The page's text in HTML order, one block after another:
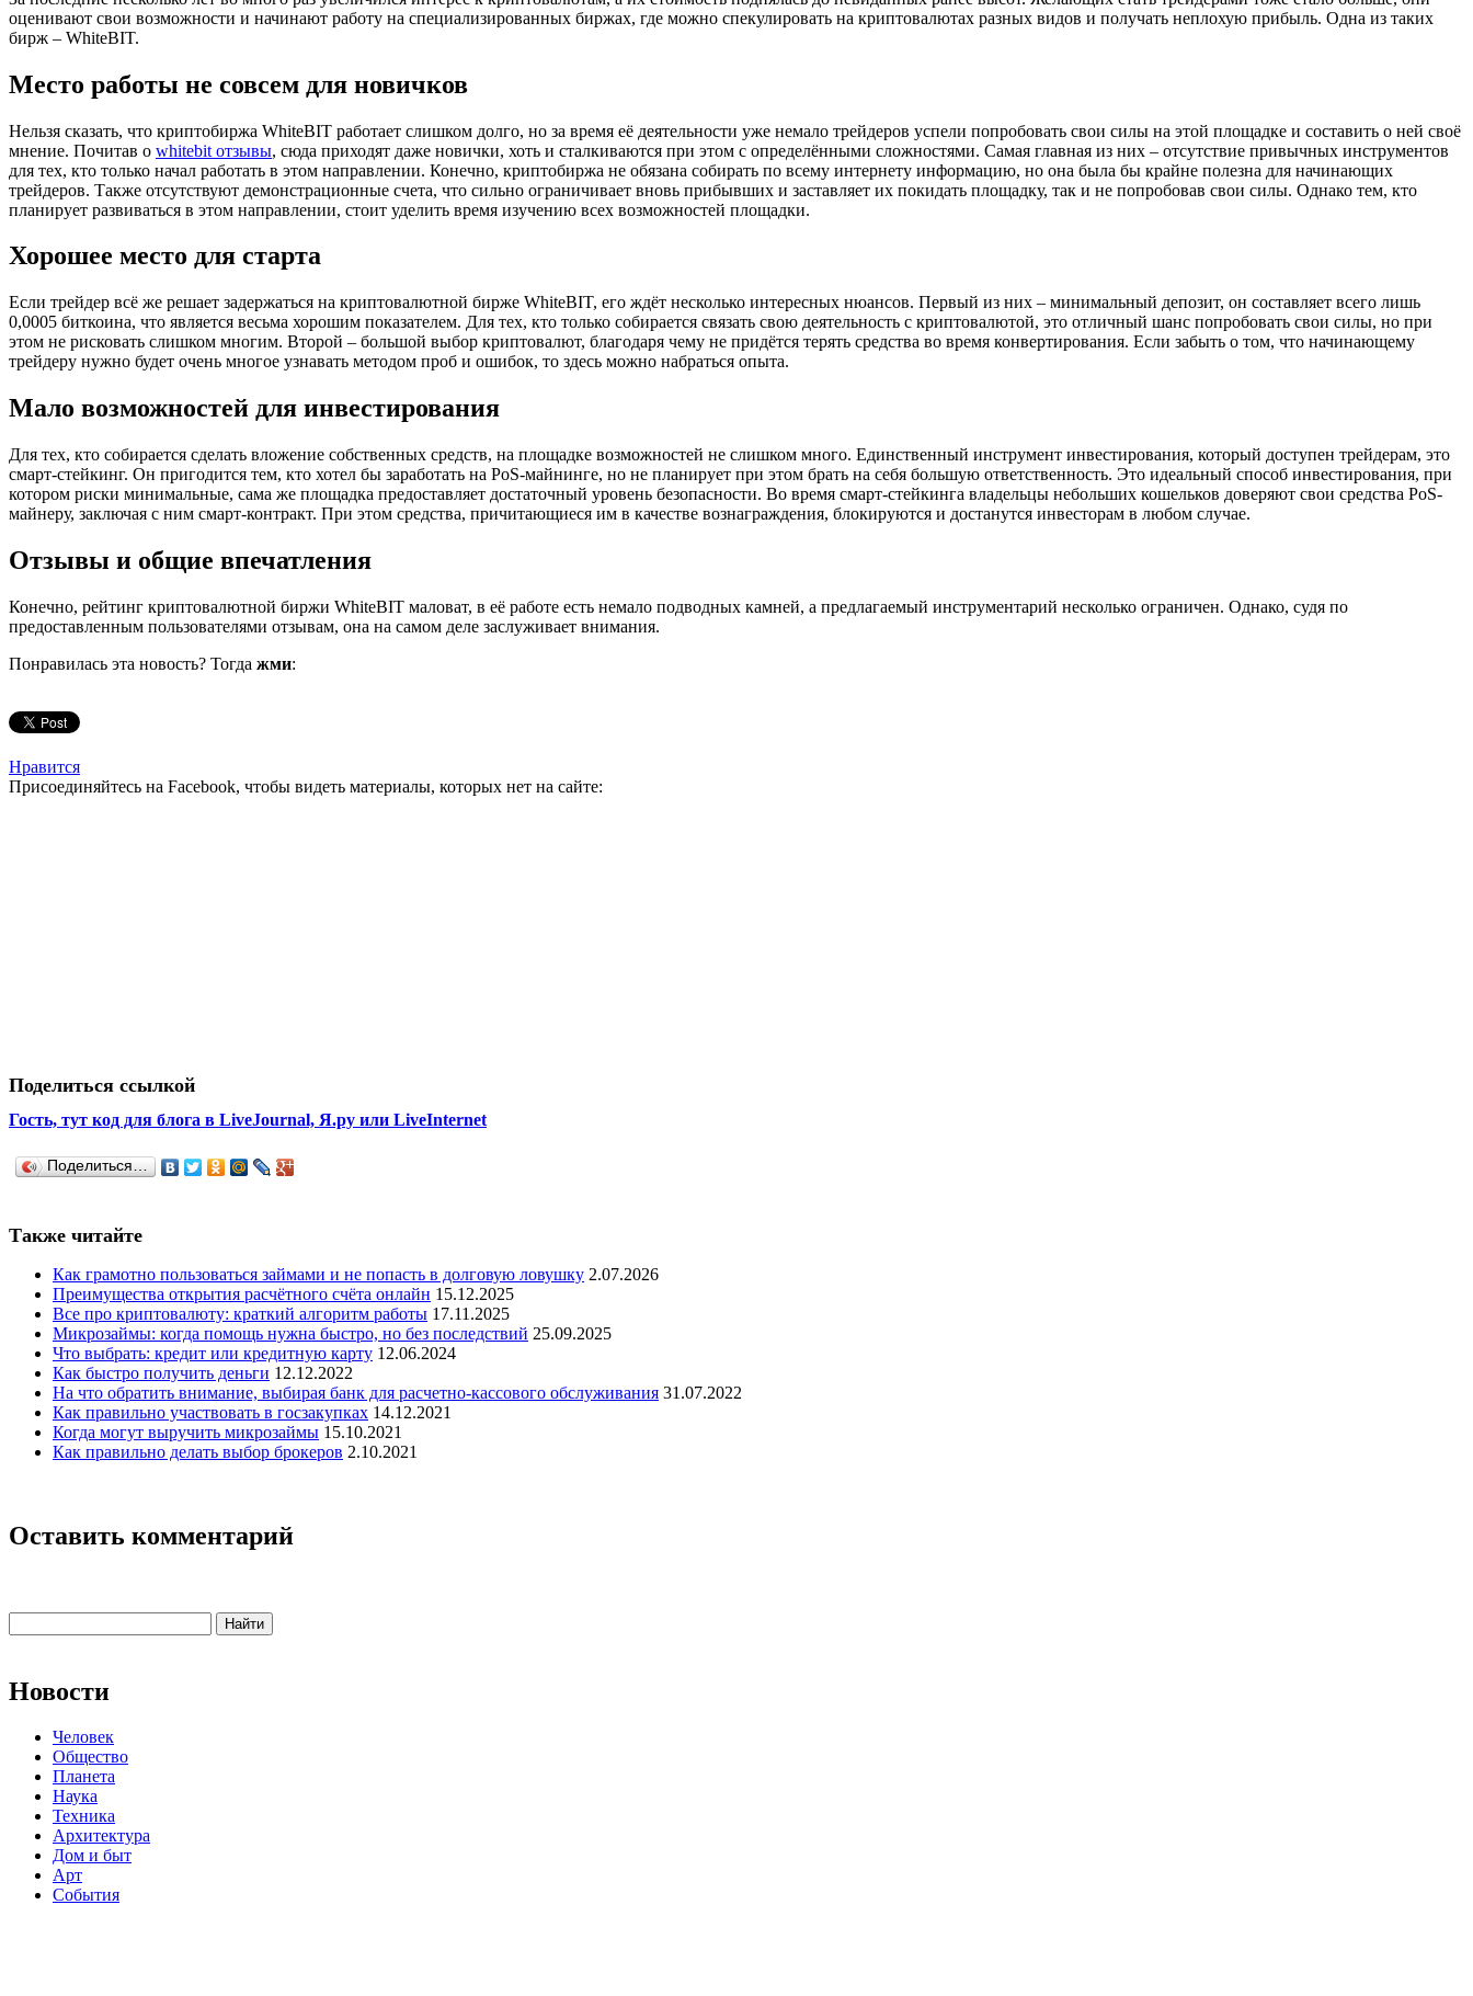
оценивают свои возможности и начинают работу на специализированных биржах, где можно спекулировать на криптовалютах разных видов и получать неплохую прибыль. Одна из таких
бирж – WhiteBIT.
Место работы не совсем для новичков
Нельзя сказать, что криптобиржа WhiteBIT работает слишком долго, но за время её деятельности уже немало трейдеров успели попробовать свои силы на этой площадке и составить о ней своё
мнение. Почитав о whitebit отзывы, сюда приходят даже новички, хоть и сталкиваются при этом с определёнными сложностями. Самая главная из них – отсутствие привычных инструментов
для тех, кто только начал работать в этом направлении. Конечно, криптобиржа не обязана собирать по всему интернету информацию, но она была бы крайне полезна для начинающих
трейдеров. Также отсутствуют демонстрационные счета, что сильно ограничивает вновь прибывших и заставляет их покидать площадку, так и не попробовав свои силы. Однако тем, кто
планирует развиваться в этом направлении, стоит уделить время изучению всех возможностей площадки.
Хорошее место для старта
Если трейдер всё же решает задержаться на криптовалютной бирже WhiteBIT, его ждёт несколько интересных нюансов. Первый из них – минимальный депозит, он составляет всего лишь
0,0005 биткоина, что является весьма хорошим показателем. Для тех, кто только собирается связать свою деятельность с криптовалютой, это отличный шанс попробовать свои силы, но при
этом не рисковать слишком многим. Второй – большой выбор криптовалют, благодаря чему не придётся терять средства во время конвертирования. Если забыть о том, что начинающему
трейдеру нужно будет очень многое узнавать методом проб и ошибок, то здесь можно набраться опыта.
Мало возможностей для инвестирования
Для тех, кто собирается сделать вложение собственных средств, на площадке возможностей не слишком много. Единственный инструмент инвестирования, который доступен трейдерам, это
смарт-стейкинг. Он пригодится тем, кто хотел бы заработать на PoS-майнинге, но не планирует при этом брать на себя большую ответственность. Это идеальный способ инвестирования, при
котором риски минимальные, сама же площадка предоставляет достаточный уровень безопасности. Во время смарт-стейкинга владельцы небольших кошельков доверяют свои средства PoS-
майнеру, заключая с ним смарт-контракт. При этом средства, причитающиеся им в качестве вознаграждения, блокируются и достанутся инвесторам в любом случае.
Отзывы и общие впечатления
Конечно, рейтинг криптовалютной биржи WhiteBIT маловат, в её работе есть немало подводных камней, а предлагаемый инструментарий несколько ограничен. Однако, судя по
предоставленным пользователями отзывам, она на самом деле заслуживает внимания.
Понравилась эта новость? Тогда жми:
Нравится
Присоединяйтесь на Facebook, чтобы видеть материалы, которых нет на сайте:
Поделиться ссылкой
Гость, тут код для блога в LiveJournal, Я.ру или LiveInternet
Поделиться…
Также читайте
Как грамотно пользоваться займами и не попасть в долговую ловушку 2.07.2026
Преимущества открытия расчётного счёта онлайн 15.12.2025
Все про криптовалюту: краткий алгоритм работы 17.11.2025
Микрозаймы: когда помощь нужна быстро, но без последствий 25.09.2025
Что выбрать: кредит или кредитную карту 12.06.2024
Как быстро получить деньги 12.12.2022
На что обратить внимание, выбирая банк для расчетно-кассового обслуживания 31.07.2022
Как правильно участвовать в госзакупках 14.12.2021
Когда могут выручить микрозаймы 15.10.2021
Как правильно делать выбор брокеров 2.10.2021
Оставить комментарий
Новости
Человек
Общество
Планета
Наука
Техника
Архитектура
Дом и быт
Арт
События